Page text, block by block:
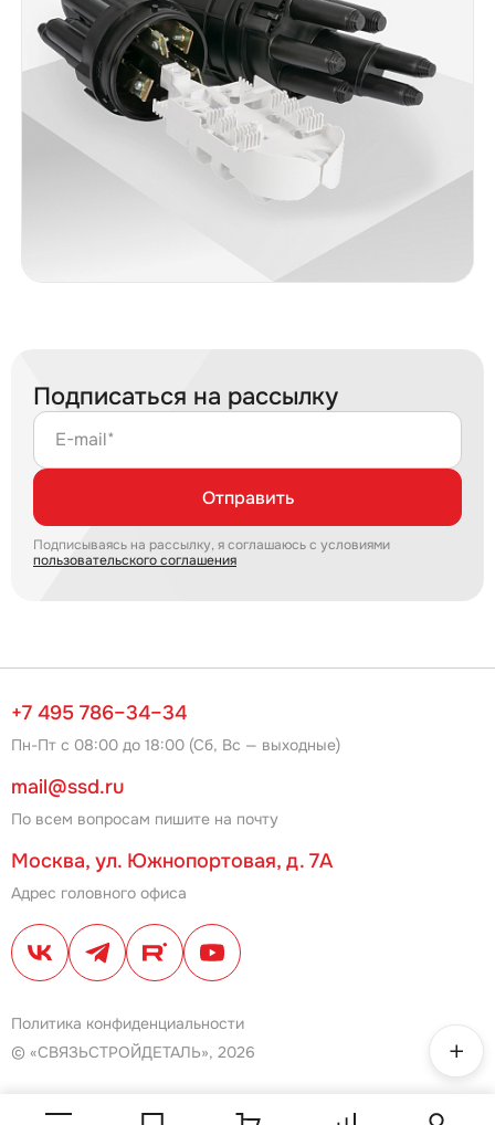
Подписаться на рассылку
E-mail*
Отправить
Подписываясь на рассылку, я соглашаюсь с условиями
пользовательского соглашения
+7 495 786–34–34
Пн-Пт с 08:00 до 18:00 (Сб, Вс — выходные)
mail@ssd.ru
По всем вопросам пишите на почту
Москва, ул. Южнопортовая, д. 7А
Адрес головного офиса
Политика конфиденциальности
© «СВЯЗЬСТРОЙДЕТАЛЬ», 2026